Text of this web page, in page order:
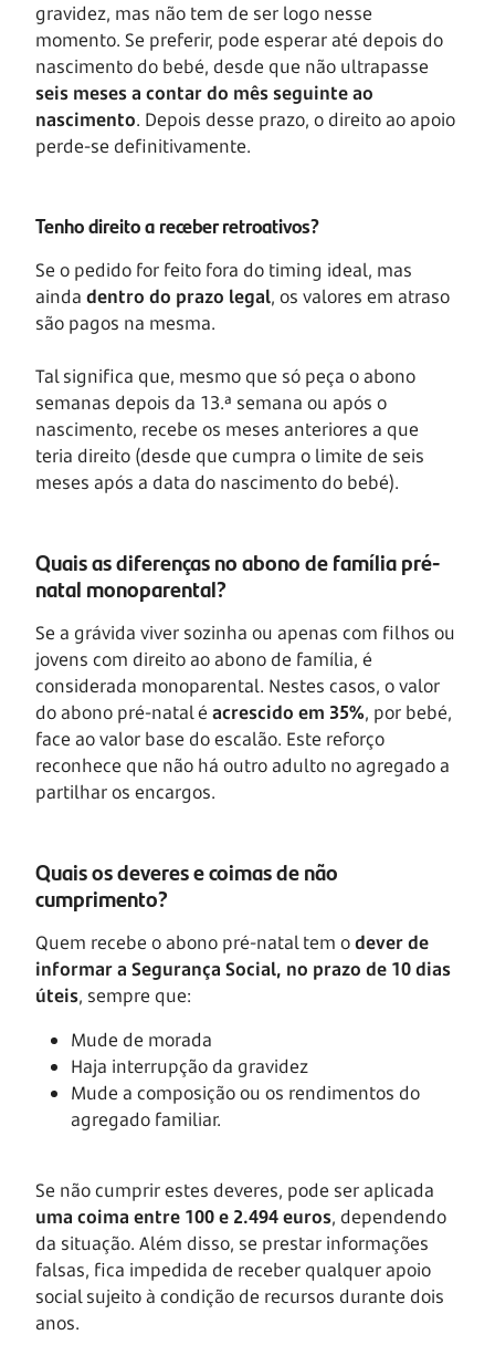
gravidez, mas não tem de ser logo nesse
momento. Se preferir, pode esperar até depois do
nascimento do bebé, desde que não ultrapasse
seis meses a contar do mês seguinte ao
nascimento. Depois desse prazo, o direito ao apoio
perde-se definitivamente.
Tenho direito a receber retroativos?
Se o pedido for feito fora do timing ideal, mas
ainda dentro do prazo legal, os valores em atraso
são pagos na mesma.
Tal significa que, mesmo que só peça o abono
semanas depois da 13.ª semana ou após o
nascimento, recebe os meses anteriores a que
teria direito (desde que cumpra o limite de seis
meses após a data do nascimento do bebé).
Quais as diferenças no abono de família pré-
natal monoparental?
Se a grávida viver sozinha ou apenas com filhos ou
jovens com direito ao abono de família, é
considerada monoparental. Nestes casos, o valor
do abono pré-natal é acrescido em 35%, por bebé,
face ao valor base do escalão. Este reforço
reconhece que não há outro adulto no agregado a
partilhar os encargos.
Quais os deveres e coimas de não
cumprimento?
Quem recebe o abono pré-natal tem odever de
informar a Segurança Social, no prazo de 10 dias
úteis, sempre que:
Mude de morada
Haja interrupção da gravidez
Mude a composição ou os rendimentos do
agregado familiar.
Se não cumprir estes deveres, pode ser aplicada
uma coima entre 100 e 2.494 euros, dependendo
da situação. Além disso, se prestar informações
falsas, fica impedida de receber qualquer apoio
social sujeito à condição de recursos durante dois
anos.